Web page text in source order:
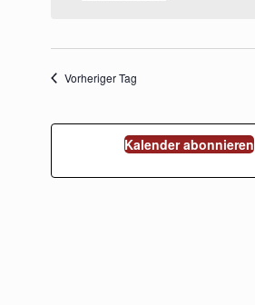
Vorheriger Tag
Kalender abonnieren